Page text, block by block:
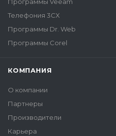
Телефония 3CX
Программы Dr. Web
Программы Corel
КОМПАНИЯ
О компании
Партнеры
Производители
Карьера